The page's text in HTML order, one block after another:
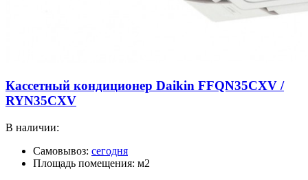
Кассетный кондиционер Daikin FFQN35CXV /
RYN35CXV
В наличии:
Самовывоз: сегодня
Площадь помещения: м2